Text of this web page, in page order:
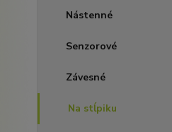
Nástenné
Senzorové
Závesné
Na stĺpiku